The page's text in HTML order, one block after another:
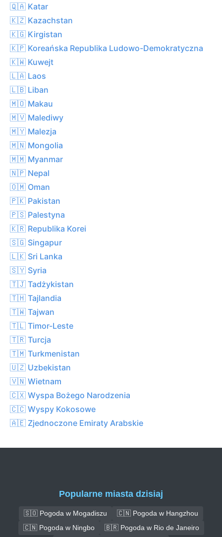
🇶🇦 Katar
🇰🇿 Kazachstan
🇰🇬 Kirgistan
🇰🇵 Koreańska Republika Ludowo-Demokratyczna
🇰🇼 Kuwejt
🇱🇦 Laos
🇱🇧 Liban
🇲🇴 Makau
🇲🇻 Malediwy
🇲🇾 Malezja
🇲🇳 Mongolia
🇲🇲 Myanmar
🇳🇵 Nepal
🇴🇲 Oman
🇵🇰 Pakistan
🇵🇸 Palestyna
🇰🇷 Republika Korei
🇸🇬 Singapur
🇱🇰 Sri Lanka
🇸🇾 Syria
🇹🇯 Tadżykistan
🇹🇭 Tajlandia
🇹🇼 Tajwan
🇹🇱 Timor-Leste
🇹🇷 Turcja
🇹🇲 Turkmenistan
🇺🇿 Uzbekistan
🇻🇳 Wietnam
🇨🇽 Wyspa Bożego Narodzenia
🇨🇨 Wyspy Kokosowe
🇦🇪 Zjednoczone Emiraty Arabskie
Popularne miasta dzisiaj
🇸🇴 Pogoda w Mogadiszu
🇨🇳 Pogoda w Hangzhou
🇨🇳 Pogoda w Ningbo
🇧🇷 Pogoda w Rio de Janeiro